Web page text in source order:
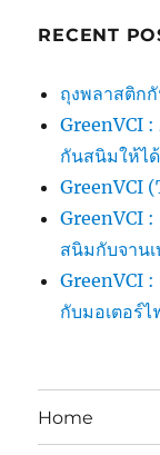
RECENT
ถุงพลาสติก
GreenVCI
กันสนิมให้ไ
GreenVCI
GreenVCI
สนิมกับจานเ
GreenVCI
กับมอเตอร์ไ
Home